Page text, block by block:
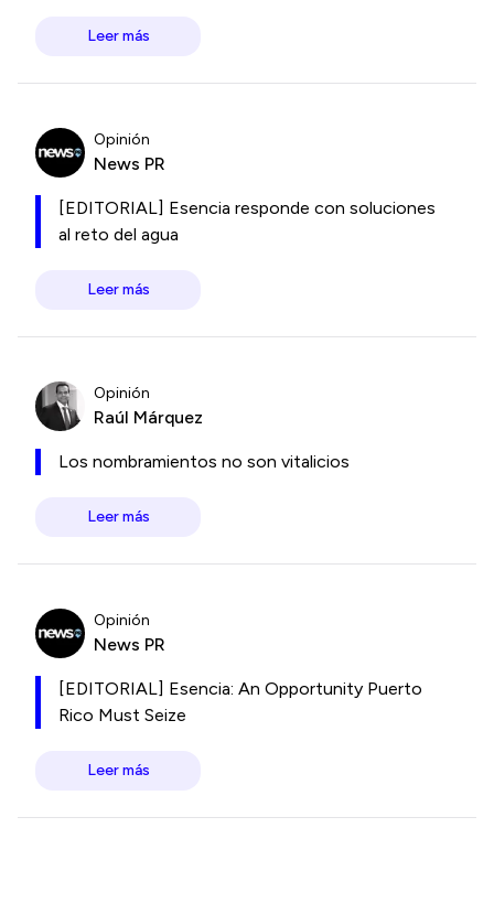
Leer más
Opinión
News PR
[EDITORIAL] Esencia responde con soluciones
al reto del agua
Leer más
Opinión
Raúl Márquez
Los nombramientos no son vitalicios
Leer más
Opinión
News PR
[EDITORIAL] Esencia: An Opportunity Puerto
Rico Must Seize
Leer más